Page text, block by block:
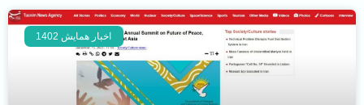
اخبار همایش 1402